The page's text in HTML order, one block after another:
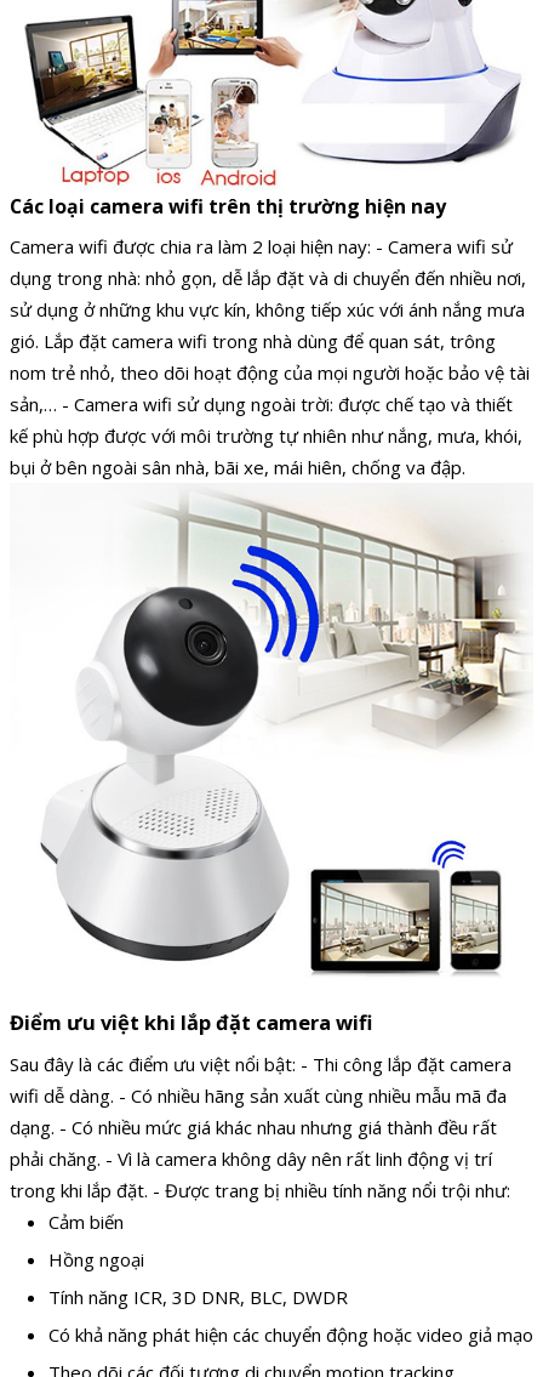
Các loại camera wifi trên thị trường hiện nay
Camera wifi được chia ra làm 2 loại hiện nay: - Camera wifi sử
dụng trong nhà: nhỏ gọn, dễ lắp đặt và di chuyển đến nhiều nơi,
sử dụng ở những khu vực kín, không tiếp xúc với ánh nắng mưa
gió. Lắp đặt camera wifi trong nhà dùng để quan sát, trông
nom trẻ nhỏ, theo dõi hoạt động của mọi người hoặc bảo vệ tài
sản,… - Camera wifi sử dụng ngoài trời: được chế tạo và thiết
kế phù hợp được với môi trường tự nhiên như nắng, mưa, khói,
bụi ở bên ngoài sân nhà, bãi xe, mái hiên, chống va đập.
Điểm ưu việt khi lắp đặt camera wifi
Sau đây là các điểm ưu việt nổi bật: - Thi công lắp đặt camera
wifi dễ dàng. - Có nhiều hãng sản xuất cùng nhiều mẫu mã đa
dạng. - Có nhiều mức giá khác nhau nhưng giá thành đều rất
phải chăng. - Vì là camera không dây nên rất linh động vị trí
trong khi lắp đặt. - Được trang bị nhiều tính năng nổi trội như:
Cảm biến
Hồng ngoại
Tính năng ICR, 3D DNR, BLC, DWDR
Có khả năng phát hiện các chuyển động hoặc video giả mạo
Theo dõi các đối tượng di chuyển motion tracking